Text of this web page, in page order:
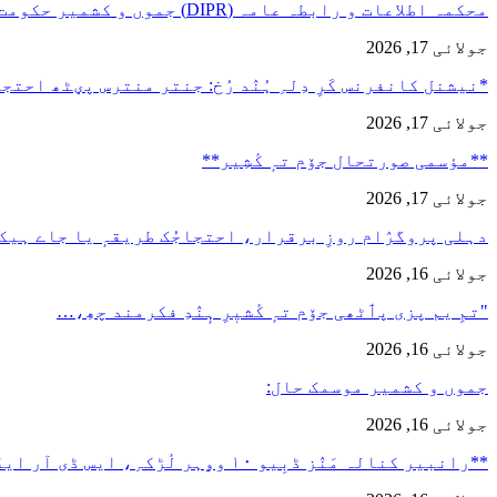
محکمہ اطلاعات و رابطہ عامہ (DIPR) جموں و کشمیر حکومت طرفہ…
جولائی 17, 2026
*نیشنل کانفرنس کَرِ دِلہِ ہُنٛد رُخ: جنتر منترس پؠٹھ
جولائی 17, 2026
**مؤسمی صورتحال جۆم تہٕ کٔشِیر**
جولائی 17, 2026
دہلی پروگرٛام روزِ برقرار، احتجاجُک طریقہٕ یا جاے
جولائی 16, 2026
"تمِ یم پزی پٲٹھی جۆم تہٕ کٔشیٖرِ ہٕنٛدِ فکرمند چھِ،…
جولائی 16, 2026
جموں و کشمیر موسمک حال:
جولائی 16, 2026
**رانبیر کنالہ مَنٛز ڈبِیو ۱۰ وۄہر لٔڑکہِ، ایس ڈی آر ایفَن…